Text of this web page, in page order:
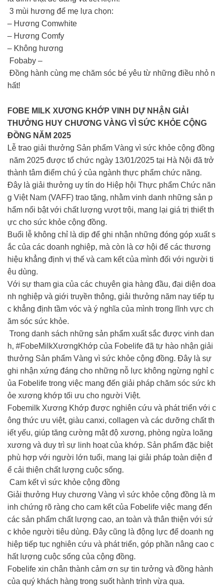
3 mùi hương để mẹ lựa chọn:
– Hương Comwhite
– Hương Comfy
– Không hương
Fobaby –
Đồng hành cùng mẹ chăm sóc bé yêu từ những điều nhỏ n
hất!
FOBE MILK XƯƠNG KHỚP VINH DỰ NHẬN GIẢI
THƯỞNG HUY CHƯƠNG VÀNG VÌ SỨC KHỎE CỘNG
ĐỒNG NĂM 2025
Lễ trao giải thưởng Sản phẩm Vàng vì sức khỏe cộng đồng
năm 2025 được tổ chức ngày 13/01/2025 tại Hà Nội đã trở
thành tâm điểm chú ý của ngành thực phẩm chức năng.
Đây là giải thưởng uy tín do Hiệp hội Thực phẩm Chức năn
g Việt Nam (VAFF) trao tặng, nhằm vinh danh những sản p
hẩm nổi bật với chất lượng vượt trội, mang lại giá trị thiết th
ực cho sức khỏe cộng đồng.
Buổi lễ không chỉ là dịp để ghi nhận những đóng góp xuất s
ắc của các doanh nghiệp, mà còn là cơ hội để các thương
hiệu khẳng định vị thế và cam kết của mình đối với người ti
êu dùng.
Với sự tham gia của các chuyên gia hàng đầu, đại diện doa
nh nghiệp và giới truyền thông, giải thưởng năm nay tiếp tụ
c khẳng định tầm vóc và ý nghĩa của mình trong lĩnh vực ch
ăm sóc sức khỏe.
Trong danh sách những sản phẩm xuất sắc được vinh dan
h, #FobeMilkXươngKhớp của Fobelife đã tự hào nhận giải
thưởng Sản phẩm Vàng vì sức khỏe cộng đồng. Đây là sự
ghi nhận xứng đáng cho những nỗ lực không ngừng nghỉ c
ủa Fobelife trong việc mang đến giải pháp chăm sóc sức kh
ỏe xương khớp tối ưu cho người Việt.
Fobemilk Xương Khớp được nghiên cứu và phát triển với c
ông thức ưu việt, giàu canxi, collagen và các dưỡng chất th
iết yếu, giúp tăng cường mật độ xương, phòng ngừa loãng
xương và duy trì sự linh hoạt của khớp. Sản phẩm đặc biệt
phù hợp với người lớn tuổi, mang lại giải pháp toàn diện đ
ể cải thiện chất lượng cuộc sống.
Cam kết vì sức khỏe cộng đồng
Giải thưởng Huy chương Vàng vì sức khỏe cộng đồng là m
inh chứng rõ ràng cho cam kết của Fobelife việc mang đến
các sản phẩm chất lượng cao, an toàn và thân thiện với sứ
c khỏe người tiêu dùng. Đây cũng là động lực để doanh ng
hiệp tiếp tục nghiên cứu và phát triển, góp phần nâng cao c
hất lượng cuộc sống của cộng đồng.
Fobelife xin chân thành cảm ơn sự tin tưởng và đồng hành
của quý khách hàng trong suốt hành trình vừa qua.